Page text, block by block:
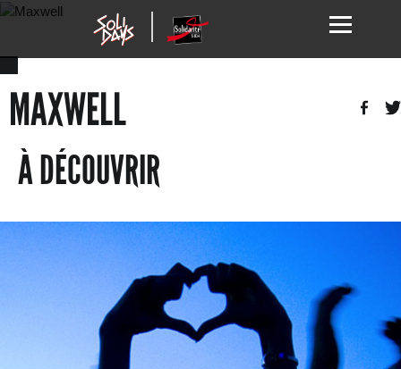
MAXWELL
À DÉCOUVRIR